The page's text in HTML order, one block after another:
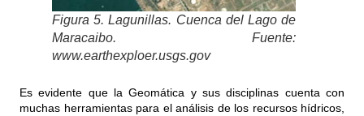
Figura 5. Lagunillas. Cuenca del Lago de
Maracaibo. Fuente:
www.earthexploer.usgs.gov
Es evidente que la Geomática y sus disciplinas cuenta con
muchas herramientas para el análisis de los recursos hídricos,